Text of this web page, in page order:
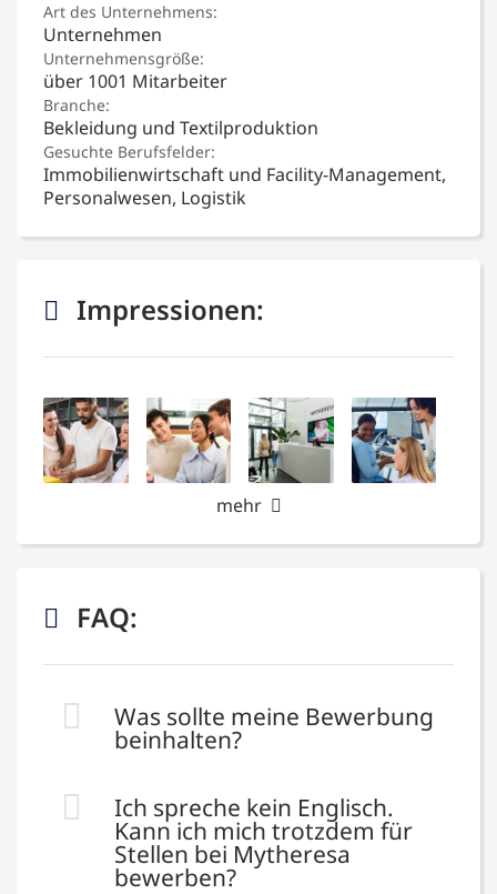
Art des Unternehmens:
Unternehmen
Unternehmensgröße:
über 1001 Mitarbeiter
Branche:
Bekleidung und Textilproduktion
Gesuchte Berufsfelder:
Immobilienwirtschaft und Facility-Management,
Personalwesen, Logistik
Impressionen:
mehr
FAQ:
Was sollte meine Bewerbung
beinhalten?
Ich spreche kein Englisch.
Kann ich mich trotzdem für
Stellen bei Mytheresa
bewerben?